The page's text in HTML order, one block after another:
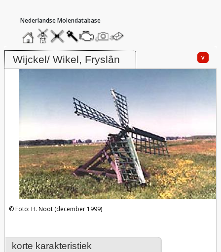
homemolendatabase
roedendatabase
assendatabase
motorendatabase
stuur
een
foto
stuur
een
bericht
Molen Bonne Brekken, Wijckel/ Wikel
Wijckel/ Wikel, Fryslân v
korte karakteristiek
Foto: H. Noot (december 1999)